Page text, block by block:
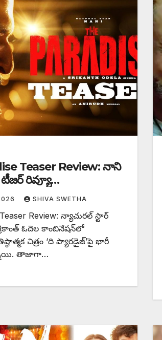
Teaser Review: నాని
టీజర్ రివ్యూ…
SHIVA SWETHA
Review: న్యాచురల్ స్టార్
ఓదెల కాంబినేషన్‌లో
చిత్రం ‘ది ప్యారడైజ్’పై భారీ
తాజాగా…